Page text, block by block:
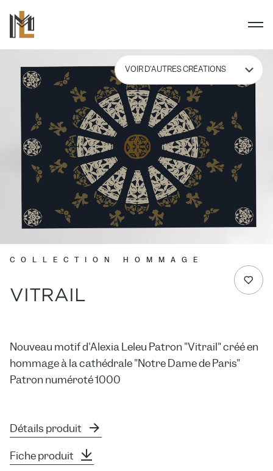
COLLECTION HOMMAGE
VITRAIL
Nouveau motif d'Alexia Leleu Patron "Vitrail" créé en
hommage à la cathédrale "Notre Dame de Paris"
Patron numéroté 1000
Détails produit
Fiche produit